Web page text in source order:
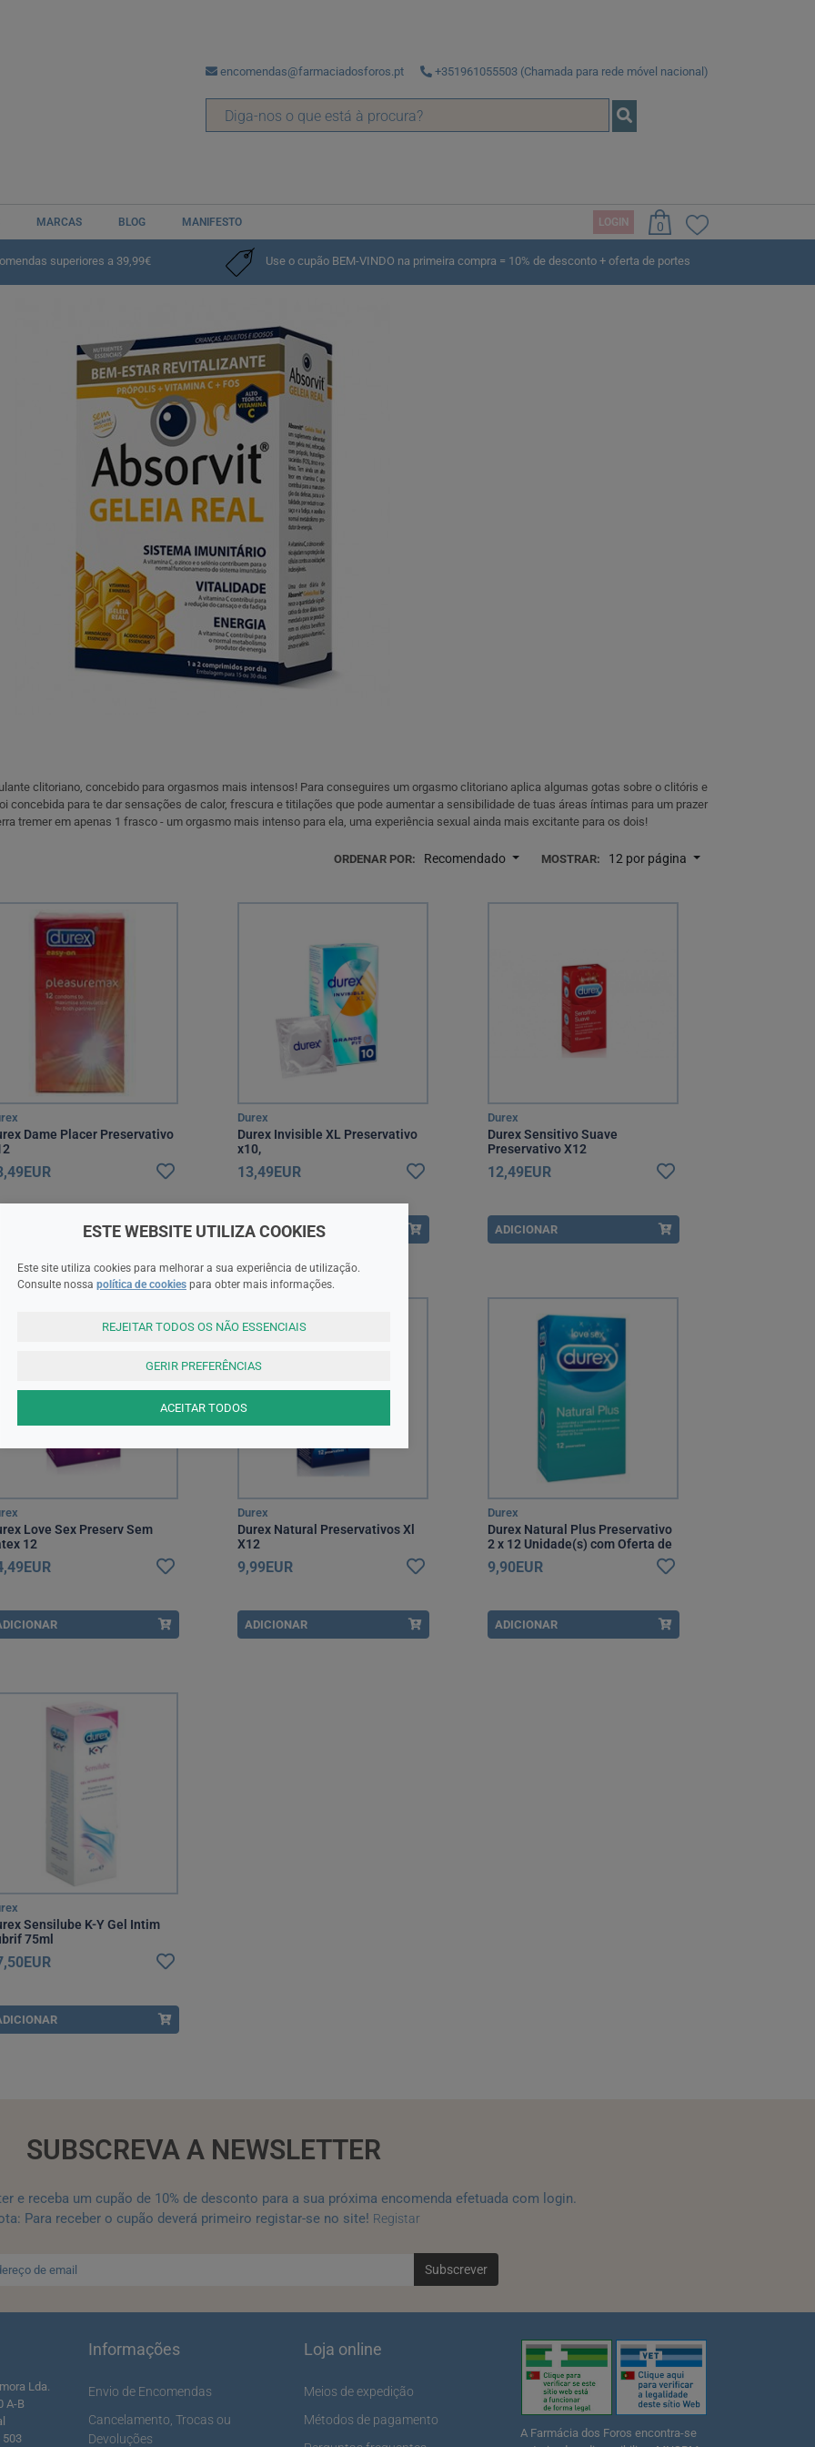
encomendas@farmaciadosforos.pt +351961055503 (Chamada para rede móvel nacional)
MARCAS BLOG MANIFESTO LOGIN 0
superiores a 39,99€ Use o cupão BEM-VINDO na primeira compra = 10% de desconto + oferta de portes
clitoriano, concebido para orgasmos mais intensos! Para conseguires um orgasmo clitoriano aplica algumas gotas sobre o clitóris e
concebida para te dar sensações de calor, frescura e titilações que pode aumentar a sensibilidade de tuas áreas íntimas para um prazer
tremer em apenas 1 frasco - um orgasmo mais intenso para ela, uma experiência sexual ainda mais excitante para os dois!
ORDENAR POR: Recomendado MOSTRAR: 12 por página
Dame Placer Preservativo
Durex
Durex Invisible XL Preservativo
x10,
13,49EUR
ADICIONAR
Durex
Durex Sensitivo Suave
Preservativo X12
12,49EUR
ADICIONAR
Love Sex Preserv Sem
12
Durex
Durex Natural Preservativos Xl
X12
9,99EUR
ADICIONAR
Durex
Durex Natural Plus Preservativo
2 x 12 Unidade(s) com Oferta de
2ª Embalagem
9,90EUR
ADICIONAR
Sensilube K-Y Gel Intim
75ml
SUBSCREVA A NEWSLETTER
e receba um cupão de 10% de desconto para a sua próxima encomenda efetuada com login.
Para receber o cupão deverá primeiro registar-se no site! Registar
Subscrever
Lda.
A-B
503
Informações
Envio de Encomendas
Cancelamento, Trocas ou
Devoluções
Loja online
Meios de expedição
Métodos de pagamento
A Farmácia dos Foros encontra-se
ESTE WEBSITE UTILIZA COOKIES
Este site utiliza cookies para melhorar a sua experiência de utilização.
Consulte nossa política de cookies para obter mais informações.
REJEITAR TODOS OS NÃO ESSENCIAIS
GERIR PREFERÊNCIAS
ACEITAR TODOS